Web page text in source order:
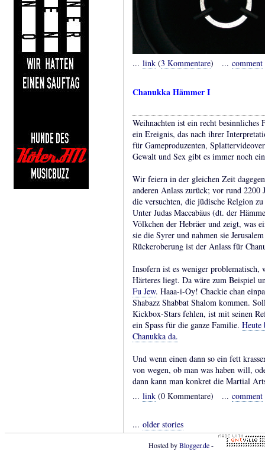
... link (3 Kommentare) ... comment
Chanukka Hämmer I
Weihnachten ist ein recht
ein Ereignis, das nach ihrer
für Gameproduzenten,
Gewalt und Sex gibt es immer noch
Wir feiern in der gleichen Zeit
anderen Anlass zurück; vor rund 2200
die versuchten, die jüdische Relgion
Unter Judas Maccabäus (dt. der
Völkchen der Hebräer und zeigt, was
sie die Syrer und nahmen sie
Rückeroberung ist der Anlass für
Insofern ist es weniger problematisch,
Härteres liegt. Da wäre zum Beispiel
Fu Jew. Haaa-i-Oy! Chackie chan
Shabazz Shabbat Shalom kommen.
Kickbox-Stars fehlen, ist mit seinen
ein Spass für die ganze Familie. Heute
Chanukka da.
Und wenn einen dann so ein fett
von wegen, ob man was haben will,
dann kann man konkret die Martial
... link (0 Kommentare) ... comment
... older stories
Hosted byBlogger.de-